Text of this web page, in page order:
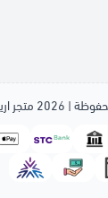
| 2026 متجر